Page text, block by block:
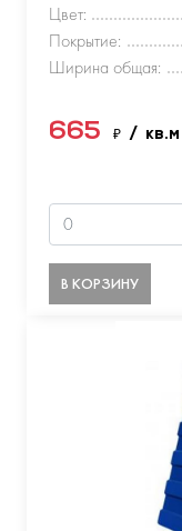
Цвет:
Покрытие:
Ширина общая:
665 ₽ / кв.м
В КОРЗИНУ